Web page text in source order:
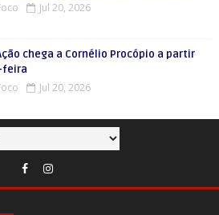
Jul 20, 2026
chega a Cornélio Procópio a partir
feira
Jul 20, 2026